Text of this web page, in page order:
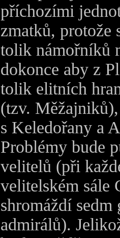
příchozími
zmatků, protože
tolik námořníků
dokonce aby z
tolik elitních
(tzv.
s Keledořany a
Problémy bude
velitelů (při
velitelském sále
shromáždí sedm
admirálů).